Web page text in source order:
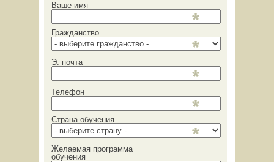
Ваше имя
Гражданство
Э. почта
Телефон
Страна обучения
Желаемая программа
обучения